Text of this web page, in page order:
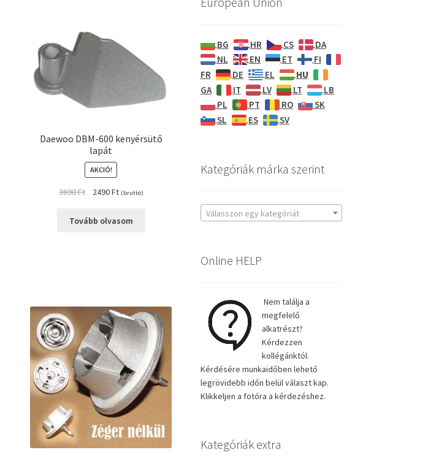
Daewoo DBM-600 kenyérsütő
lapát
AKCIÓ!
3690Ft
Original
was:
2490FtCurrent
is:
(bruttó)
Tovább olvasom
BG HR CS
DA
NL
EN ET
FI
FR
DE EL
HU
GA
IT LV LT
LB
PL
PT RO
SK
SL
ES SV
Kategóriák márka szerint
Válasszon egy kategóriát
Online HELP
Nem találja a
megfelelő
alkatrészt?
Kérdezzen
kollégánktól.
Kérdésére munkaidőben lehető
legrövidebb időn belül választ kap.
Klikkeljen a fotóra a kérdezéshez.
Kategóriák extra